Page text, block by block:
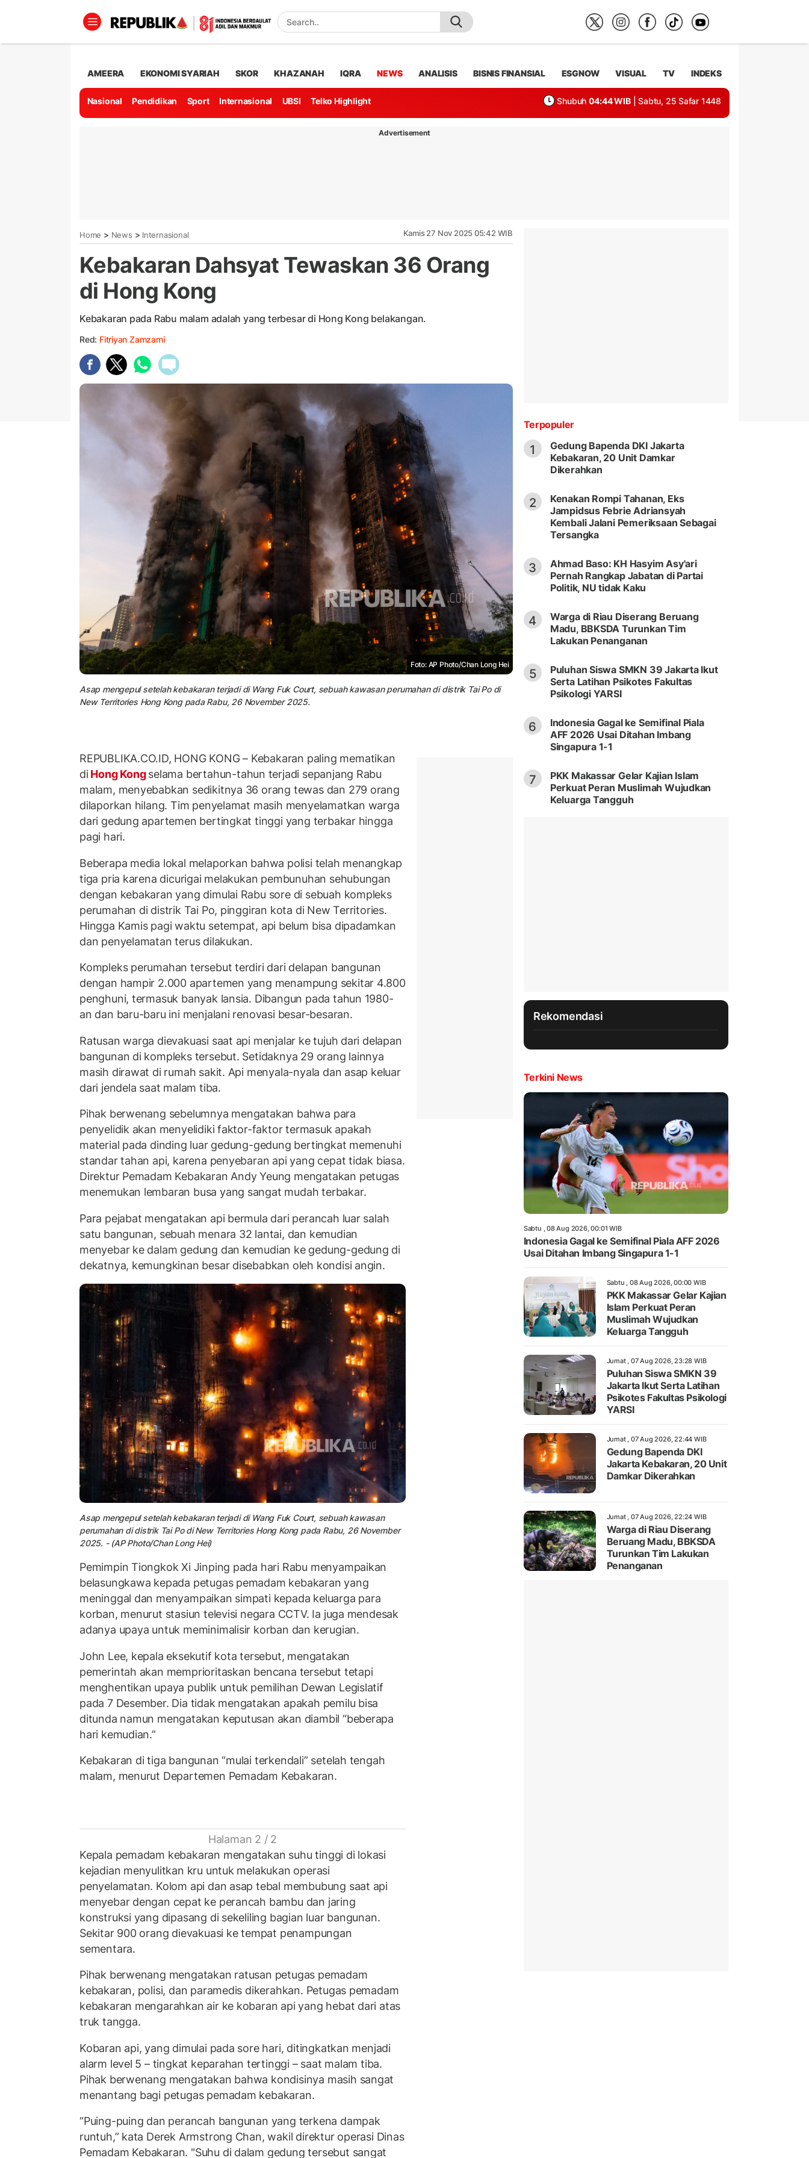
AMEERA EKONOMI SYARIAH SKOR KHAZANAH IQRA NEWS ANALISIS BISNIS FINANSIAL ESGNOW VISUAL TV INDEKS
Nasional Pendidikan Sport Internasional UBSI Telko Highlight Shubuh 04:44 WIB | Sabtu, 25 Safar 1448
Advertisement
Home > News > Internasional Kamis 27 Nov 2025 05:42 WIB
Kebakaran Dahsyat Tewaskan 36 Orang
di Hong Kong
Kebakaran pada Rabu malam adalah yang terbesar di Hong Kong belakangan.
Red: Fitriyan Zamzami
Foto: AP Photo/Chan Long Hei
Asap mengepul setelah kebakaran terjadi di Wang Fuk Court, sebuah kawasan perumahan di distrik Tai Po di
New Territories Hong Kong pada Rabu, 26 November 2025.
REPUBLIKA.CO.ID, HONG KONG – Kebakaran paling mematikan
diHong Kongselama bertahun-tahun terjadi sepanjang Rabu
malam, menyebabkan sedikitnya 36 orang tewas dan 279 orang
dilaporkan hilang. Tim penyelamat masih menyelamatkan warga
dari gedung apartemen bertingkat tinggi yang terbakar hingga
pagi hari.
Beberapa media lokal melaporkan bahwa polisi telah menangkap
tiga pria karena dicurigai melakukan pembunuhan sehubungan
dengan kebakaran yang dimulai Rabu sore di sebuah kompleks
perumahan di distrik Tai Po, pinggiran kota di New Territories.
Hingga Kamis pagi waktu setempat, api belum bisa dipadamkan
dan penyelamatan terus dilakukan.
Kompleks perumahan tersebut terdiri dari delapan bangunan
dengan hampir 2.000 apartemen yang menampung sekitar 4.800
penghuni, termasuk banyak lansia. Dibangun pada tahun 1980-
an dan baru-baru ini menjalani renovasi besar-besaran.
Ratusan warga dievakuasi saat api menjalar ke tujuh dari delapan
bangunan di kompleks tersebut. Setidaknya 29 orang lainnya
masih dirawat di rumah sakit. Api menyala-nyala dan asap keluar
dari jendela saat malam tiba.
Pihak berwenang sebelumnya mengatakan bahwa para
penyelidik akan menyelidiki faktor-faktor termasuk apakah
material pada dinding luar gedung-gedung bertingkat memenuhi
standar tahan api, karena penyebaran api yang cepat tidak biasa.
Direktur Pemadam Kebakaran Andy Yeung mengatakan petugas
menemukan lembaran busa yang sangat mudah terbakar.
Para pejabat mengatakan api bermula dari perancah luar salah
satu bangunan, sebuah menara 32 lantai, dan kemudian
menyebar ke dalam gedung dan kemudian ke gedung-gedung di
dekatnya, kemungkinan besar disebabkan oleh kondisi angin.
Asap mengepul setelah kebakaran terjadi di Wang Fuk Court, sebuah kawasan
perumahan di distrik Tai Po di New Territories Hong Kong pada Rabu, 26 November
2025. - (AP Photo/Chan Long Hei)
Pemimpin Tiongkok Xi Jinping pada hari Rabu menyampaikan
belasungkawa kepada petugas pemadam kebakaran yang
meninggal dan menyampaikan simpati kepada keluarga para
korban, menurut stasiun televisi negara CCTV. Ia juga mendesak
adanya upaya untuk meminimalisir korban dan kerugian.
John Lee, kepala eksekutif kota tersebut, mengatakan
pemerintah akan memprioritaskan bencana tersebut tetapi
menghentikan upaya publik untuk pemilihan Dewan Legislatif
pada 7 Desember. Dia tidak mengatakan apakah pemilu bisa
ditunda namun mengatakan keputusan akan diambil “beberapa
hari kemudian.”
Kebakaran di tiga bangunan “mulai terkendali” setelah tengah
malam, menurut Departemen Pemadam Kebakaran.
Halaman 2 / 2
Kepala pemadam kebakaran mengatakan suhu tinggi di lokasi
kejadian menyulitkan kru untuk melakukan operasi
penyelamatan. Kolom api dan asap tebal membubung saat api
menyebar dengan cepat ke perancah bambu dan jaring
konstruksi yang dipasang di sekeliling bagian luar bangunan.
Sekitar 900 orang dievakuasi ke tempat penampungan
sementara.
Pihak berwenang mengatakan ratusan petugas pemadam
kebakaran, polisi, dan paramedis dikerahkan. Petugas pemadam
kebakaran mengarahkan air ke kobaran api yang hebat dari atas
truk tangga.
Kobaran api, yang dimulai pada sore hari, ditingkatkan menjadi
alarm level 5 – tingkat keparahan tertinggi – saat malam tiba.
Pihak berwenang mengatakan bahwa kondisinya masih sangat
menantang bagi petugas pemadam kebakaran.
“Puing-puing dan perancah bangunan yang terkena dampak
runtuh,” kata Derek Armstrong Chan, wakil direktur operasi Dinas
Pemadam Kebakaran. "Suhu di dalam gedung tersebut sangat
Terpopuler
1
Gedung Bapenda DKI Jakarta
Kebakaran, 20 Unit Damkar
Dikerahkan
2
Kenakan Rompi Tahanan, Eks
Jampidsus Febrie Adriansyah
Kembali Jalani Pemeriksaan Sebagai
Tersangka
3
Ahmad Baso: KH Hasyim Asy'ari
Pernah Rangkap Jabatan di Partai
Politik, NU tidak Kaku
4
Warga di Riau Diserang Beruang
Madu, BBKSDA Turunkan Tim
Lakukan Penanganan
5
Puluhan Siswa SMKN 39 Jakarta Ikut
Serta Latihan Psikotes Fakultas
Psikologi YARSI
6
Indonesia Gagal ke Semifinal Piala
AFF 2026 Usai Ditahan Imbang
Singapura 1-1
7
PKK Makassar Gelar Kajian Islam
Perkuat Peran Muslimah Wujudkan
Keluarga Tangguh
Rekomendasi
Terkini News
Sabtu , 08 Aug 2026, 00:01 WIB
Indonesia Gagal ke Semifinal Piala AFF 2026
Usai Ditahan Imbang Singapura 1-1
Sabtu , 08 Aug 2026, 00:00 WIB
PKK Makassar Gelar Kajian
Islam Perkuat Peran
Muslimah Wujudkan
Keluarga Tangguh
Jumat , 07 Aug 2026, 23:28 WIB
Puluhan Siswa SMKN 39
Jakarta Ikut Serta Latihan
Psikotes Fakultas Psikologi
YARSI
Jumat , 07 Aug 2026, 22:44 WIB
Gedung Bapenda DKI
Jakarta Kebakaran, 20 Unit
Damkar Dikerahkan
Jumat , 07 Aug 2026, 22:24 WIB
Warga di Riau Diserang
Beruang Madu, BBKSDA
Turunkan Tim Lakukan
Penanganan